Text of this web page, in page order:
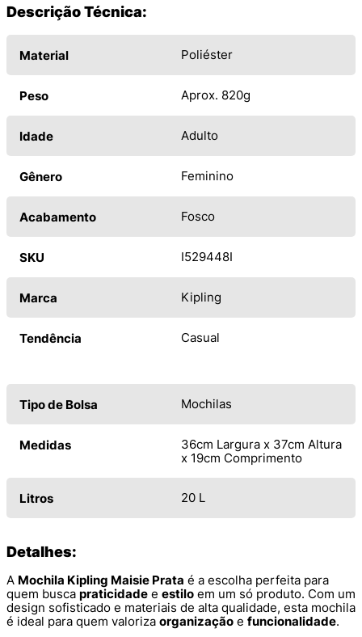
Descrição Técnica:
Material Poliéster
Peso Aprox. 820g
Idade Adulto
Gênero Feminino
Acabamento Fosco
SKU I529448I
Marca Kipling
Tendência Casual
Tipo de Bolsa Mochilas
Medidas
36cm Largura x 37cm Altura
x 19cm Comprimento
Litros 20 L
Detalhes:
A Mochila Kipling Maisie Prata é a escolha perfeita para
quem busca praticidade e estilo em um só produto. Com um
design sofisticado e materiais de alta qualidade, esta mochila
é ideal para quem valoriza organização e funcionalidade.